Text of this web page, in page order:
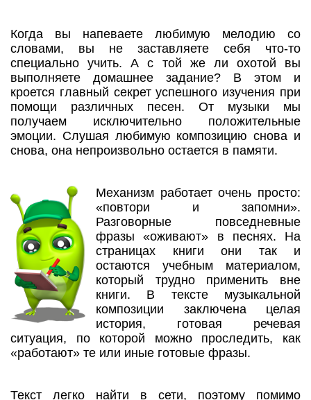
Когда вы напеваете любимую мелодию со
словами, вы не заставляете себя что-то
специально учить. А с той же ли охотой вы
выполняете домашнее задание? В этом и
кроется главный секрет успешного изучения при
помощи различных песен. От музыки мы
получаем исключительно положительные
эмоции. Слушая любимую композицию снова и
снова, она непроизвольно остается в памяти.
Механизм работает очень просто:
«повтори и запомни».
Разговорные повседневные
фразы «оживают» в песнях. На
страницах книги они так и
остаются учебным материалом,
который трудно применить вне
книги. В тексте музыкальной
композиции заключена целая
история, готовая речевая
ситуация, по которой можно проследить, как
«работают» те или иные готовые фразы.
Текст легко найти в сети, поэтому помимо